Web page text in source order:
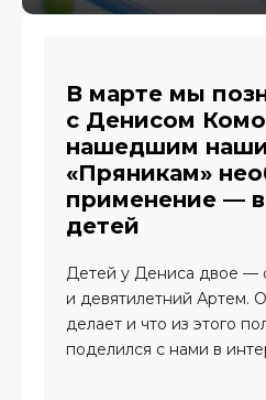
В марте мы
с Денисом
нашедшим
«Пряникам»
применение —
детей
Детей у Дениса двое —
и девятилетний Артем.
делает и что из этого
поделился с нами в